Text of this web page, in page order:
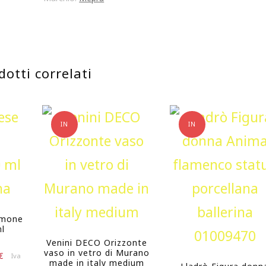
Pininfarina
acciaio
quantità
correlati
IlIva
IN
OFFERTA!
Venini DECO Orizzonte
vaso in vetro di Murano
made in italy medium
IN
OFFERTA!